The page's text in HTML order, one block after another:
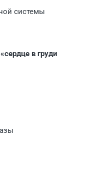
системы
в груди